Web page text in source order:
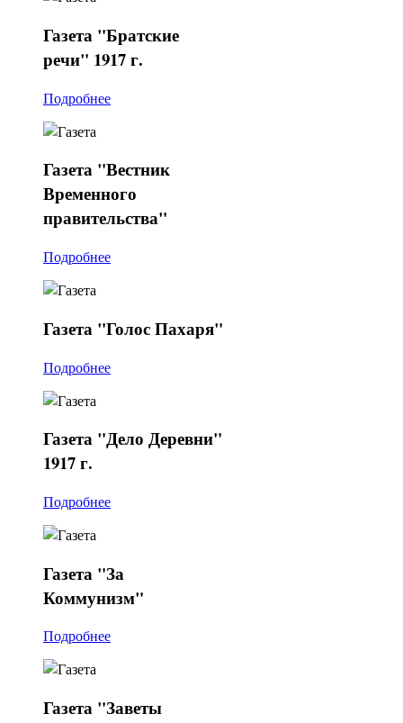
Газета "Братские
речи" 1917 г.
Подробнее
Газета "Вестник
Временного
правительства"
Подробнее
Газета "Голос Пахаря"
Подробнее
Газета "Дело Деревни"
1917 г.
Подробнее
Газета "За
Коммунизм"
Подробнее
Газета "Заветы